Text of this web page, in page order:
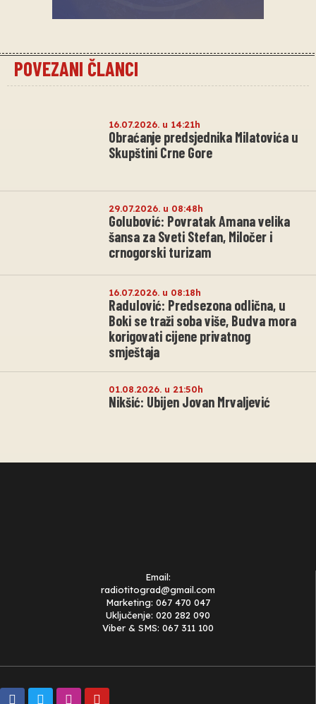
POVEZANI ČLANCI
16.07.2026. u 14:21h
Obraćanje predsjednika Milatovića u
Skupštini Crne Gore
29.07.2026. u 08:48h
Golubović: Povratak Amana velika
šansa za Sveti Stefan, Miločer i
crnogorski turizam
16.07.2026. u 08:18h
Radulović: Predsezona odlična, u
Boki se traži soba više, Budva mora
korigovati cijene privatnog
smještaja
01.08.2026. u 21:50h
Nikšić: Ubijen Jovan Mrvaljević
Email:
radiotitograd@gmail.com
Marketing: 067 470 047
Uključenje: 020 282 090
Viber & SMS: 067 311 100